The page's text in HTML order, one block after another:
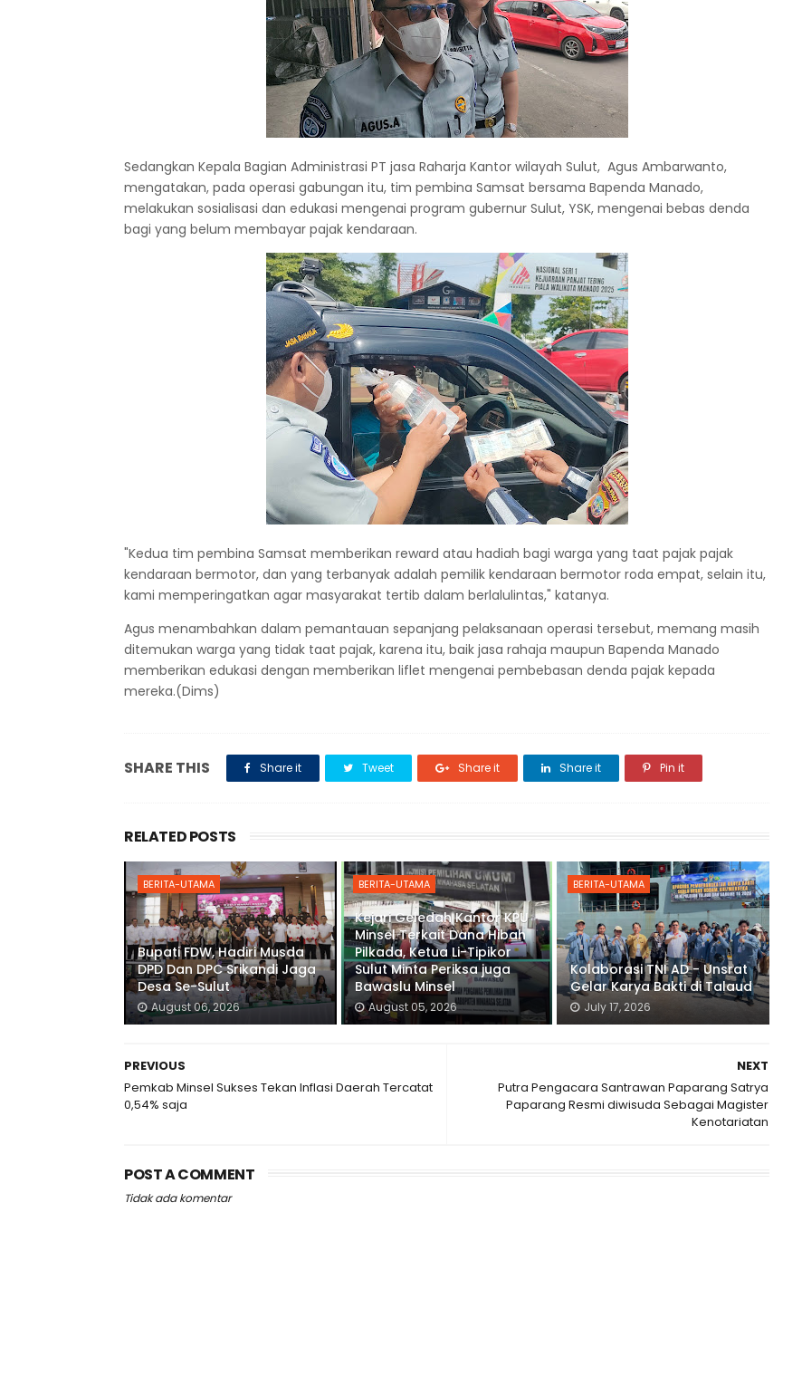
Sedangkan Kepala Bagian Administrasi PT jasa Raharja Kantor wilayah Sulut, Agus Ambarwanto,
mengatakan, pada operasi gabungan itu, tim pembina Samsat bersama Bapenda Manado,
melakukan sosialisasi dan edukasi mengenai program gubernur Sulut, YSK, mengenai bebas denda
bagi yang belum membayar pajak kendaraan.
"Kedua tim pembina Samsat memberikan reward atau hadiah bagi warga yang taat pajak pajak
kendaraan bermotor, dan yang terbanyak adalah pemilik kendaraan bermotor roda empat, selain itu,
kami memperingatkan agar masyarakat tertib dalam berlalulintas," katanya.
Agus menambahkan dalam pemantauan sepanjang pelaksanaan operasi tersebut, memang masih
ditemukan warga yang tidak taat pajak, karena itu, baik jasa rahaja maupun Bapenda Manado
memberikan edukasi dengan memberikan liflet mengenai pembebasan denda pajak kepada
mereka.(Dims)
SHARE THIS Share it Tweet Share it Share it Pin it
RELATED POSTS
BERITA-UTAMA
Bupati FDW, Hadiri Musda
DPD Dan DPC Srikandi Jaga
Desa Se-Sulut
August 06, 2026
BERITA-UTAMA
Kejari Geledah Kantor KPU
Minsel Terkait Dana Hibah
Pilkada, Ketua Li-Tipikor
Sulut Minta Periksa juga
Bawaslu Minsel
August 05, 2026
BERITA-UTAMA
Kolaborasi TNI AD - Unsrat
Gelar Karya Bakti di Talaud
July 17, 2026
NEXT
Putra Pengacara Santrawan Paparang Satrya
Paparang Resmi diwisuda Sebagai Magister
Kenotariatan
PREVIOUS
Pemkab Minsel Sukses Tekan Inflasi Daerah Tercatat
0,54% saja
POST A COMMENT
Tidak ada komentar